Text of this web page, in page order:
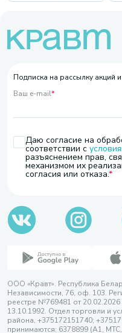
Подписка на рассылку акций
Ваш e-mail*
Даю согласие на
соответствии с
разъяснением прав,
механизмом их
согласия или отказа.
ООО «Кравт». Республика
Независимости, 76, оф. 103.
реестре №769481 от
13.10.1992. Отдел торговли и
района, +375172151740;
принимаются: 6378899 (А1,